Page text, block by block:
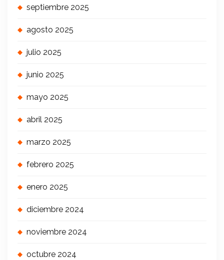
septiembre 2025
agosto 2025
julio 2025
junio 2025
mayo 2025
abril 2025
marzo 2025
febrero 2025
enero 2025
diciembre 2024
noviembre 2024
octubre 2024